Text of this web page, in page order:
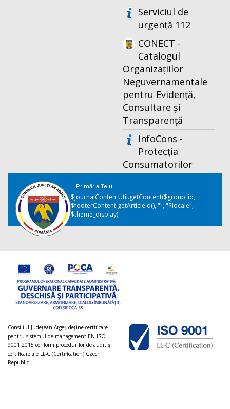
Serviciul de
urgență 112
CONECT -
Catalogul
Organizațiilor
Neguvernamentale
pentru Evidență,
Consultare și
Transparență
InfoCons -
Protecția
Consumatorilor
Primăria Teiu
$journalContentUtil.getContent($group_id,
$footerContent.getArticleId(), "", "$locale",
$theme_display)
Consiliul Judeţean Argeș deţine certificare
pentru sistemul de management EN ISO
9001:2015 conform procedurilor de audit şi
certificare ale LL-C (Certification) Czech
Republic